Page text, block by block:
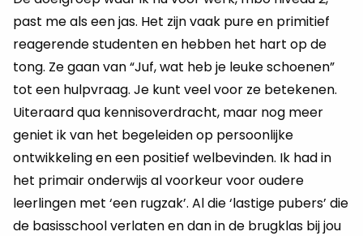
past me als een jas. Het zijn vaak pure en primitief
reagerende studenten en hebben het hart op de
tong. Ze gaan van “Juf, wat heb je leuke schoenen”
tot een hulpvraag. Je kunt veel voor ze betekenen.
Uiteraard qua kennisoverdracht, maar nog meer
geniet ik van het begeleiden op persoonlijke
ontwikkeling en een positief welbevinden. Ik had in
het primair onderwijs al voorkeur voor oudere
leerlingen met ‘een rugzak’. Al die ‘lastige pubers’ die
de basisschool verlaten en dan in de brugklas bij jou